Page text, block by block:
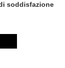
soddisfazione